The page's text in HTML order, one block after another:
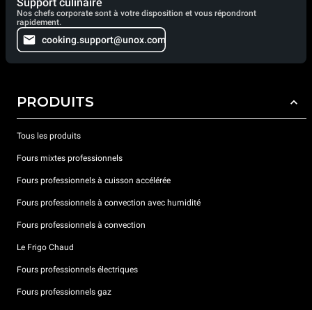
Nos chefs corporate sont à votre disposition et vous répondront
rapidement.
cooking.support@unox.com
PRODUITS
Tous les produits
Fours mixtes professionnels
Fours professionnels à cuisson accélérée
Fours professionnels à convection avec humidité
Fours professionnels à convection
Le Frigo Chaud
Fours professionnels électriques
Fours professionnels gaz